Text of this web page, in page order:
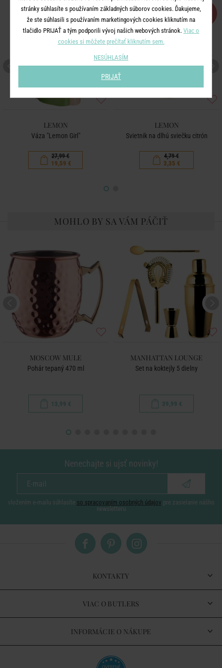
-30
LEMON
Váza "Lemon Girl"
27,99 €
19,59 €
-30
LEMON
Svietnik na dlhú sviečku citrón
4,79 €
3,35 €
MOHLO BY SA VÁM PÁČIŤ
MOSCOW MULE
Pohár tepaný 470 ml
13,99 €
MANHATTAN LOUNGE
Set na koktejly 5 dielny
39,99 €
Nenechajte si ujsť novinky!
vložením e-mailu súhlasíte so spracovaním osobných údajov pre zasielanie nášho
newsletteru
KONTAKTY
VIAC O BUTLERS
INFORMÁCIE O NÁKUPE
stránky súhlasíte s používaním základných súborov cookies. Ďakujeme,
že ste súhlasili s používaním marketingových cookies kliknutím na
tlačidlo PRIJAŤ a tým podporili vývoj našich webových stránok. Viac o
cookies si môžete prečítať kliknutím sem.
NESÚHLASÍM
PRIJAŤ